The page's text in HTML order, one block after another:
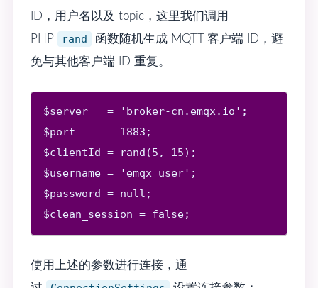
ID，用户名以及 topic，这里我们调用
PHP
rand
函数随机生成 MQTT 客户端 ID，避
免与其他客户端 ID 重复。
$server   = 'broker-cn.emqx.io';
$port     = 1883;
$clientId = rand(5, 15);
$username = 'emqx_user';
$password = null;
使用上述的参数进行连接，通